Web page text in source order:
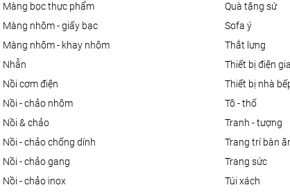
màng bọc thực phẩm
màng nhôm - giấy bạc
màng nhôm - khay nhôm
nhẫn
nồi cơm điện
nồi - chảo nhôm
nồi & chảo
nồi - chảo chống dính
nồi - chảo gang
nồi - chảo inox
quà tặng sứ
sofa ý
thắt lưng
thiết bị điện
thiết bị nhà
tô - thố
tranh - tượng
trang trí bàn
trang sức
túi xách